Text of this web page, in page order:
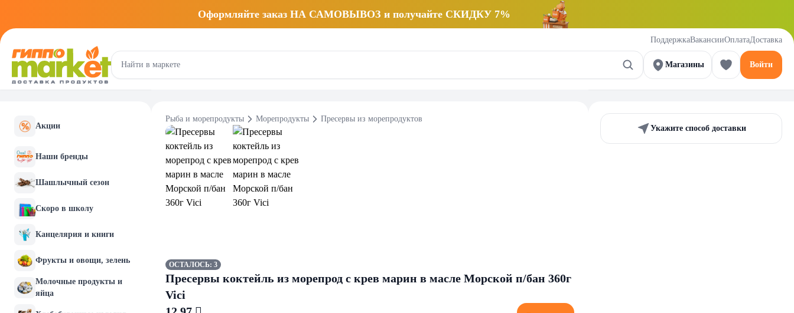
Оформляйте заказ НА САМОВЫВОЗ и получайте СКИДКУ 7%
ПоддержкаВакансииОплатаДоставка
Магазины Войти
Акции
Наши бренды
Шашлычный сезон
Скоро в школу
Канцелярия и книги
Фрукты и овощи, зелень
Молочные продукты и
яйца
Рыба и морепродукты Морепродукты Пресервы из морепродуктов
ОСТАЛОСЬ: 3
Пресервы коктейль из морепрод с крев марин в масле Морской п/бан 360г
Vici
Укажите способ доставки